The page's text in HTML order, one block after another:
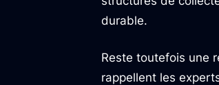
durable.
Reste toutefois une
rappellent les